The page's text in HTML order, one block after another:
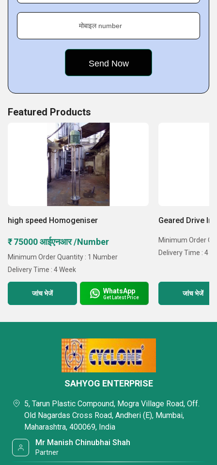
setting industry standards.
Key Facts of Sahyog Enterprise-
मोबाइल number
Featured Products
high speed Homogeniser
₹ 75000 आईएनआर /Number
Minimum Order Quantity : 1 Number
Delivery Time : 4 Week
जांच भेजें WhatsApp
Get Latest Price
Geared Drive
Minimum Order
Delivery Time : 4
जांच भेजें
SAHYOG ENTERPRISE
5, Tarun Plastic Compound, Mogra Village Road, Off.
Old Nagardas Cross Road, Andheri (E), Mumbai,
Maharashtra, 400069, India
Mr Manish Chinubhai Shah
Partner